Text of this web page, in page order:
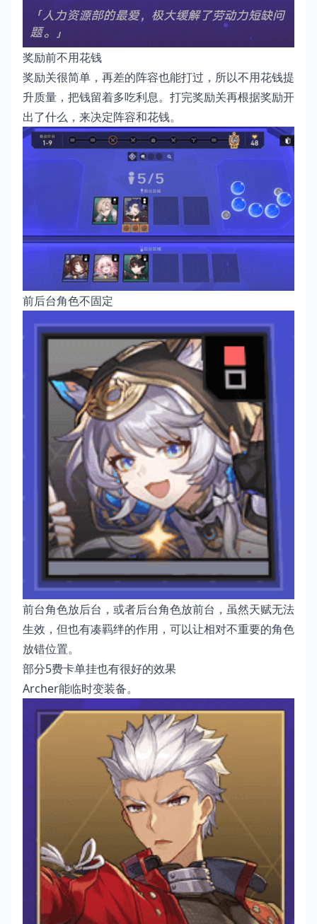
奖励前不用花钱
奖励关很简单，再差的阵容也能打过，所以不用花钱提
升质量，把钱留着多吃利息。打完奖励关再根据奖励开
出了什么，来决定阵容和花钱。
前后台角色不固定
前台角色放后台，或者后台角色放前台，虽然天赋无法
生效，但也有凑羁绊的作用，可以让相对不重要的角色
放错位置。
部分5费卡单挂也有很好的效果
Archer能临时变装备。